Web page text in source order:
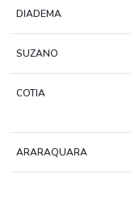
DIADEMA
SUZANO
COTIA
ARARAQUARA